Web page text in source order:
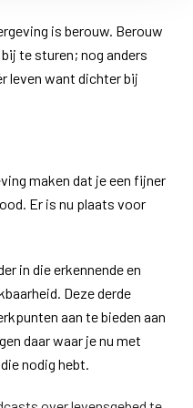
is berouw. Berouw
te sturen; nog anders
leven want dichter bij
maken dat je een fijner
Er is nu plaats voor
in die erkennende en
Deze derde
aan te bieden aan
daar waar je nu met
nodig hebt.